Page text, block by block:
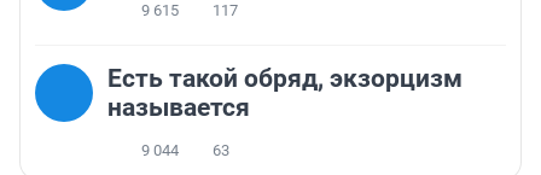
9 615 117
Есть такой обряд, экзорцизм
называется
9 044 63